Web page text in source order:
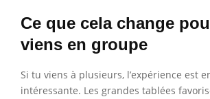
Ce que cela change
viens en groupe
Si tu viens à plusieurs, l’expérience est
intéressante. Les grandes tablées